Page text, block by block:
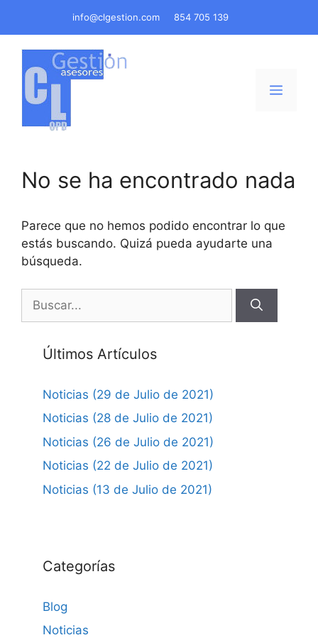
info@clgestion.com 854 705 139
Menú
No se ha encontrado nada
Parece que no hemos podido encontrar lo que
estás buscando. Quizá pueda ayudarte una
búsqueda.
Últimos Artículos
Noticias (29 de Julio de 2021)
Noticias (28 de Julio de 2021)
Noticias (26 de Julio de 2021)
Noticias (22 de Julio de 2021)
Noticias (13 de Julio de 2021)
Categorías
Blog
Noticias